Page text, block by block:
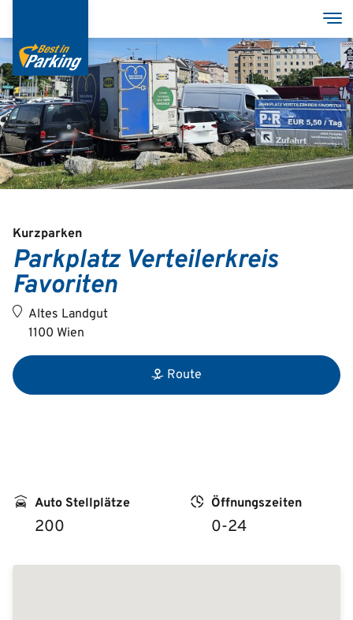
Inhalt
Services
Garagen
Group
Deutsch
English
Kurzparken
Parkplatz Verteilerkreis
Favoriten
Altes Landgut
1100 Wien
Route
Auto Stellplätze
200
Öffnungszeiten
0-24